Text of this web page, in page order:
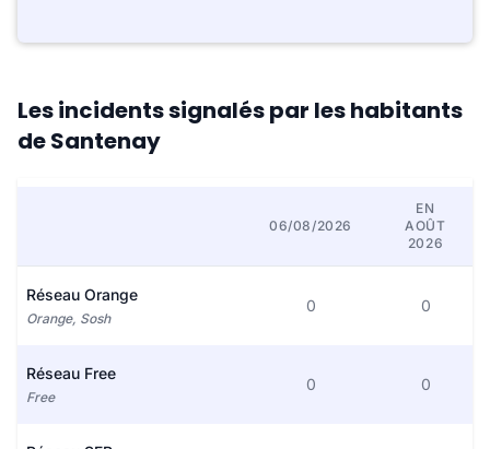
Les incidents signalés par les habitants
de Santenay
06/08/2026
EN
AOÛT
2026
Réseau Orange
Orange, Sosh
0 0
Réseau Free
Free
0 0